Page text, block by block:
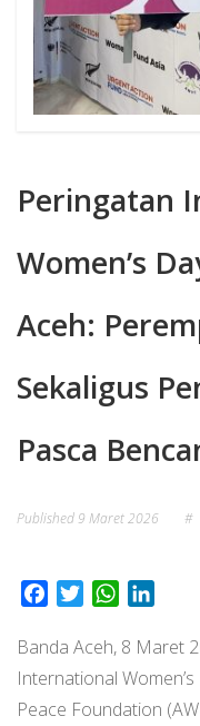
Peringatan
Women’s
Aceh:
Sekaligus
Pasca
Published 9 Maret 2026 #
FacebookTwitterWhatsApp
Banda Aceh, 8 Maret
International
Peace Foundation